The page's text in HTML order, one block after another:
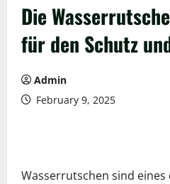
Die
für den Schutz
Admin
February 9, 2025
Wasserrutschen sind